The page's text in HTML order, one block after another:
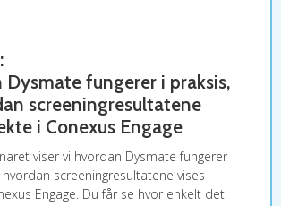
Dysmate fungerer i praksis,
screeningresultatene
i Conexus Engage
viser vi hvordan Dysmate fungerer
screeningresultatene vises
Engage. Du får se hvor enkelt det